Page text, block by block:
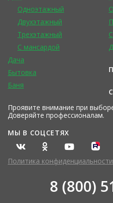
Одноэтажный
Двухэтажный
Трехэтажный
С мансардой
Дача
Бытовка
Баня
Проявите внимание при
Доверяйте профессионалам.
МЫ В СОЦСЕТЯХ
Политика конфиденциальности
8 (800)